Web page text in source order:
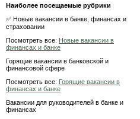
Наиболее посещаемые рубрики
✅ Новые вакансии в банке, финансах и
страховании
Посмотреть все: Новые вакансии в
финансах и банке
Горящие вакансии в банковской и
финансовой сфере
Посмотреть все: Горящие вакансии в
финансах и банке
Вакансии для руководителей в банке и
финансах